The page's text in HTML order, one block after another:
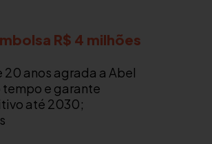
R$ 4 milhões
anos agrada a Abel
tempo e garante
até 2030;